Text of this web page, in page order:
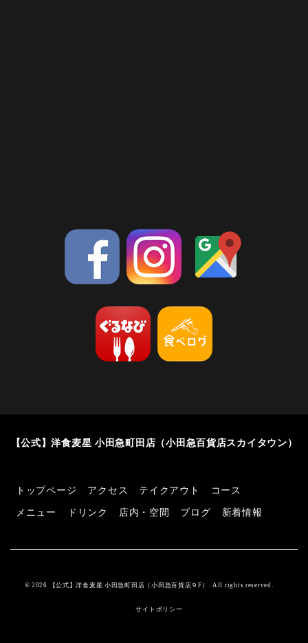
【公式】洋食麦星 小田急町田店（小田急百貨店スカイタウン）
トップページ アクセス テイクアウト コース
メニュー ドリンク 店内・空間 ブログ 新着情報
© 2026 【公式】洋食麦星 小田急町田店（小田急百貨店９F）. All rights reserved.
サイトポリシー